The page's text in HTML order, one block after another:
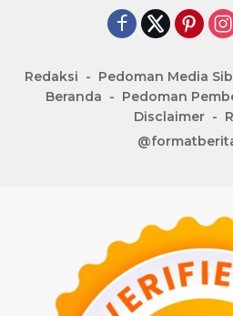
Redaksi Pedoman Media
Beranda
Pedoman
Disclaimer